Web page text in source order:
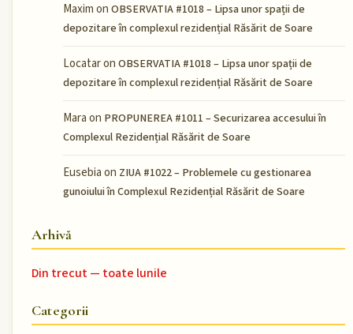
Maximon OBSERVATIA #1018 – Lipsa unor spații de
depozitare în complexul rezidențial Răsărit de Soare
Locataron OBSERVATIA #1018 – Lipsa unor spații de
depozitare în complexul rezidențial Răsărit de Soare
Maraon PROPUNEREA #1011 – Securizarea accesului în
Complexul Rezidențial Răsărit de Soare
Eusebiaon ZIUA #1022 – Problemele cu gestionarea
gunoiului în Complexul Rezidențial Răsărit de Soare
Arhivă
Din trecut — toate lunile
Categorii